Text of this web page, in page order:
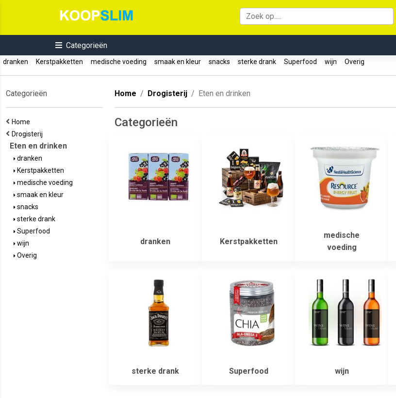
Categorieën
dranken Kerstpakketten medische voeding smaak en kleur snacks sterke drank Superfood wijn Overig
Categorieën
Home
Drogisterij
Eten en drinken
dranken
Kerstpakketten
medische voeding
smaak en kleur
snacks
sterke drank
Superfood
wijn
Overig
Home Drogisterij Eten en drinken
Categorieën
dranken Kerstpakketten
medische
voeding
sterke drank Superfood wijn